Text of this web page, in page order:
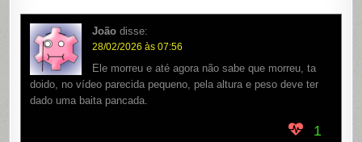
João disse:
28/02/2026 às 07:56
Ele morreu e até agora não sabe que morreu, ta
doido, no vídeo parecida pequeno, pela altura e peso deve ter
dado uma baita pancada.
1